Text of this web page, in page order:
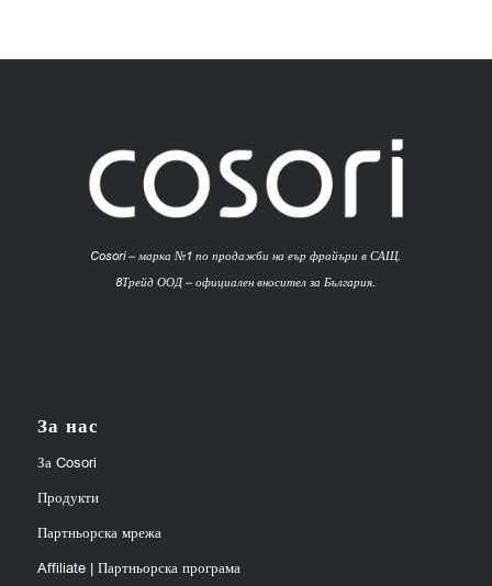
Cosori – марка №1 по продажби на еър фрайъри в САЩ.
8Трейд ООД – официален вносител за България.
За нас
За Cosori
Продукти
Партньорска мрежа
Affiliate | Партньорска програма